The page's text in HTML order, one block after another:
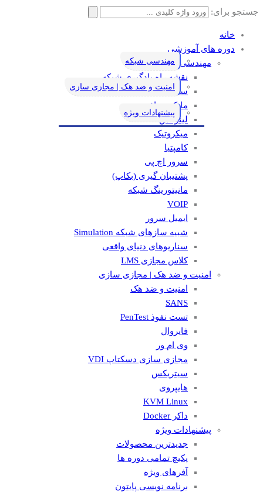
جستجو برای:
خانه
دوره های آموزشی
مهندسی شبکه
نقشه راه یادگیری شبکه
سیسکو
مایکروسافت
لینوکس
میکروتیک
کامپتیا
سرور اچ پی
پشتیبان گیری (بکاپ)
مانيتورينگ شبکه
VOIP
ایمیل سرور
شبیه سازهای شبکه Simulation
سناریوهای دنیای واقعی
کلاس مجازی LMS
امنیت و ضد هک | مجازی سازی
امنیت و ضد هک
SANS
تست نفوذ PenTest
فایروال
وی ام ور
مجازی سازی دسکتاپ VDI
سیتریکس
هایپروی
KVM Linux
داکر Docker
پیشنهادات ویژه
جدیدترین محصولات
پکیچ تمامی دوره ها
آفرهای ویژه
برنامه نویسی پایتون
مهندسی شبکه
امنیت و ضد هک | مجازی سازی
پیشنهادات ویژه